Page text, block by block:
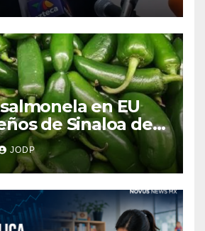
en EU
de Sinaloa deja
y 36
JODP